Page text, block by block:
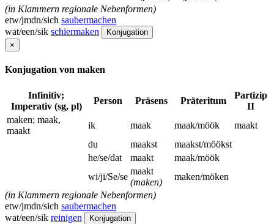
(in Klammern regionale Nebenformen)
etw/jmdn/sich saubermachen
wat/een/sik schiermaken
Konjugation
×
Konjugation von maken
Infinitiv;
Imperativ (sg, pl)
Person Präsens Präteritum
Partizip
II
maken; maak,
maakt
ik maak maak/möök
maakt
du
maakst
maakst/möökst
he/se/dat
maakt
maak/möök
wi/ji/Se/se
maakt
(maken)
maken/möken
(in Klammern regionale Nebenformen)
etw/jmdn/sich saubermachen
wat/een/sik reinigen
Konjugation